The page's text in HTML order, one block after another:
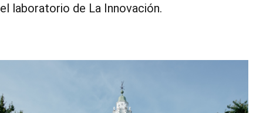
el laboratorio de La Innovación.